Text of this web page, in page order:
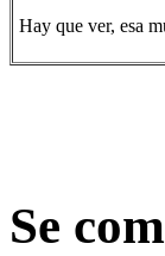
Hay que ver, esa
Se